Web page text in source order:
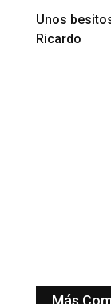
Unos
Ricardo
Más